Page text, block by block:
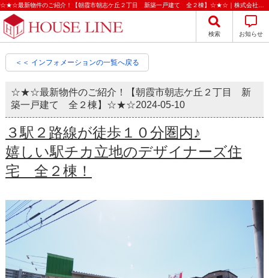
検索 お知らせ
＜＜ インフォメーションの一覧へ戻る
☆★☆最新物件のご紹介！【朝霞市朝志ケ丘２丁目 新
築一戸建て 全２棟】☆★☆2024-05-10
３駅２路線が徒歩１０分圏内♪
嬉しい駅チカ立地のデザイナーズ住
宅 全２棟！